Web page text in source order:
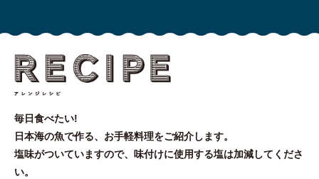
毎日食べたい!
日本海の魚で作る、お手軽料理をご紹介します。
塩味がついていますので、味付けに使用する塩は加減してくださ
い。